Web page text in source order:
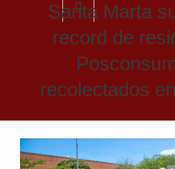
Santa Marta
record de
recolectados